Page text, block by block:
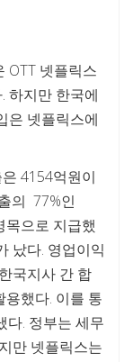
OTT 넷플릭스
하지만 한국에
은 넷플릭스에
4154억원이
의 77%인
으로 지급했
났다. 영업이익
국지사 간 합
했다. 이를 통
다. 정부는 세무
만 넷플릭스는